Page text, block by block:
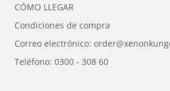
ambiental inspirada en
Mejora la sensación al
• Ambiente excepcional
• Sensación de alta calidad
CÓMO LLEGAR
Condiciones de compra
Correo electrónico:
Teléfono: 0300 - 308 60